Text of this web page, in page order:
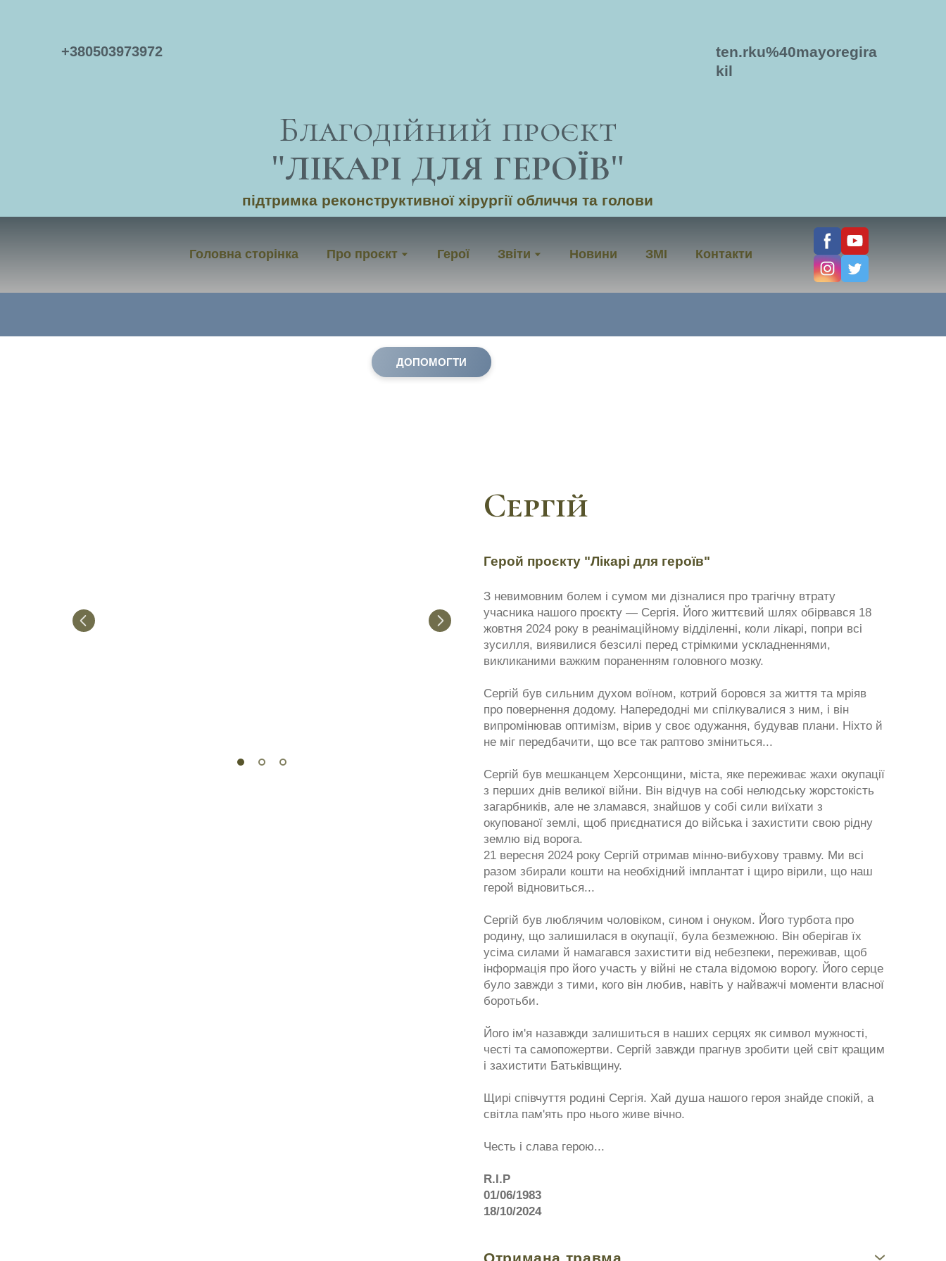
+380503973972
Благодійний проєкт
"ЛІКАРІ ДЛЯ ГЕРОЇВ"
підтримка реконструктивної хірургії обличчя та голови
ten.rku%40mayoregira
kil
Головна сторінка Про проєкт Герої Звіти Новини ЗМІ Контакти
ДОПОМОГТИ
Сергій
Герой проєкту "Лікарі для героїв"
З невимовним болем і сумом ми дізналися про трагічну втрату
учасника нашого проєкту — Сергія. Його життєвий шлях обірвався 18
жовтня 2024 року в реанімаційному відділенні, коли лікарі, попри всі
зусилля, виявилися безсилі перед стрімкими ускладненнями,
викликаними важким пораненням головного мозку.
Сергій був сильним духом воїном, котрий боровся за життя та мріяв
про повернення додому. Напередодні ми спілкувалися з ним, і він
випромінював оптимізм, вірив у своє одужання, будував плани. Ніхто й
не міг передбачити, що все так раптово зміниться...
Сергій був мешканцем Херсонщини, міста, яке переживає жахи окупації
з перших днів великої війни. Він відчув на собі нелюдську жорстокість
загарбників, але не зламався, знайшов у собі сили виїхати з
окупованої землі, щоб приєднатися до війська і захистити свою рідну
землю від ворога.
21 вересня 2024 року Сергій отримав мінно-вибухову травму. Ми всі
разом збирали кошти на необхідний імплантат і щиро вірили, що наш
герой відновиться...
Сергій був люблячим чоловіком, сином і онуком. Його турбота про
родину, що залишилася в окупації, була безмежною. Він оберігав їх
усіма силами й намагався захистити від небезпеки, переживав, щоб
інформація про його участь у війні не стала відомою ворогу. Його серце
було завжди з тими, кого він любив, навіть у найважчі моменти власної
боротьби.
Його ім'я назавжди залишиться в наших серцях як символ мужності,
честі та самопожертви. Сергій завжди прагнув зробити цей світ кращим
і захистити Батьківщину.
Щирі співчуття родині Сергія. Хай душа нашого героя знайде спокій, а
світла пам'ять про нього живе вічно.
Честь і слава герою...
R.I.P
01/06/1983
18/10/2024
Отримана травма